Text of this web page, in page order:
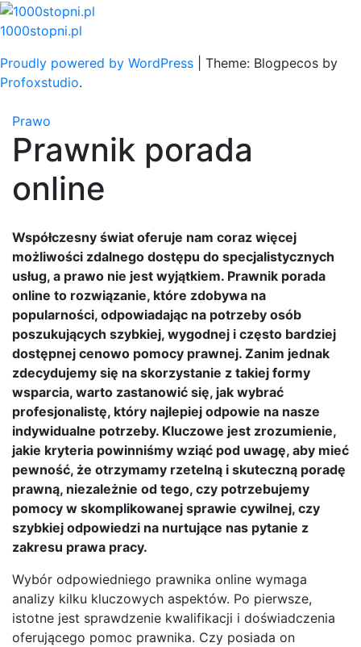
Skip
to
1000stopni.pl
Proudly powered by WordPress
Theme: Blogpecos by
Profoxstudio.
Prawo
Prawnik porada
online
Współczesny świat oferuje nam coraz więcej
możliwości zdalnego dostępu do specjalistycznych
usług, a prawo nie jest wyjątkiem. Prawnik porada
online to rozwiązanie, które zdobywa na
popularności, odpowiadając na potrzeby osób
poszukujących szybkiej, wygodnej i często bardziej
dostępnej cenowo pomocy prawnej. Zanim jednak
zdecydujemy się na skorzystanie z takiej formy
wsparcia, warto zastanowić się, jak wybrać
profesjonalistę, który najlepiej odpowie na nasze
indywidualne potrzeby. Kluczowe jest zrozumienie,
jakie kryteria powinniśmy wziąć pod uwagę, aby mieć
pewność, że otrzymamy rzetelną i skuteczną poradę
prawną, niezależnie od tego, czy potrzebujemy
pomocy w skomplikowanej sprawie cywilnej, czy
szybkiej odpowiedzi na nurtujące nas pytanie z
zakresu prawa pracy.
Wybór odpowiedniego prawnika online wymaga
analizy kilku kluczowych aspektów. Po pierwsze,
istotne jest sprawdzenie kwalifikacji i doświadczenia
oferującego pomoc prawnika. Czy posiada on